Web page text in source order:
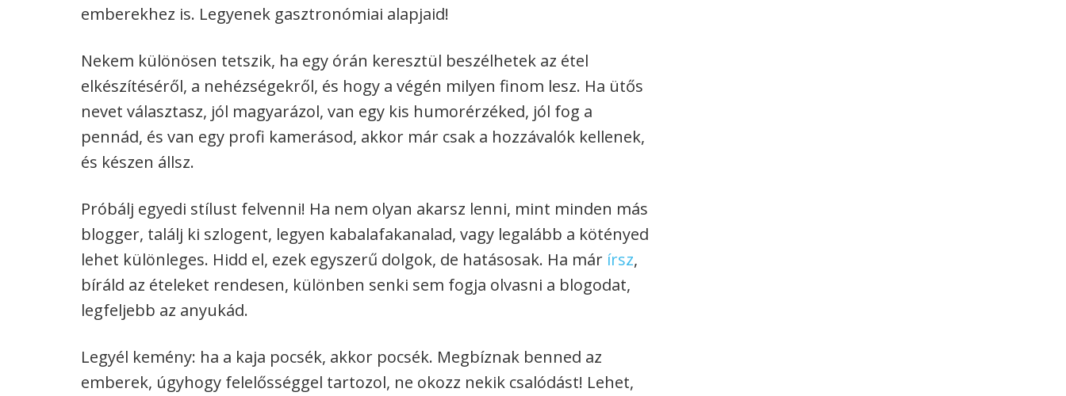
emberekhez is. Legyenek gasztronómiai alapjaid!
Nekem különösen tetszik, ha egy órán keresztül beszélhetek az étel
elkészítéséről, a nehézségekről, és hogy a végén milyen finom lesz. Ha ütős
nevet választasz, jól magyarázol, van egy kis humorérzéked, jól fog a
pennád, és van egy profi kamerásod, akkor már csak a hozzávalók kellenek,
és készen állsz.
Próbálj egyedi stílust felvenni! Ha nem olyan akarsz lenni, mint minden más
blogger, találj ki szlogent, legyen kabalafakanalad, vagy legalább a kötényed
lehet különleges. Hidd el, ezek egyszerű dolgok, de hatásosak. Ha már írsz,
bíráld az ételeket rendesen, különben senki sem fogja olvasni a blogodat,
legfeljebb az anyukád.
Legyél kemény: ha a kaja pocsék, akkor pocsék. Megbíznak benned az
emberek, úgyhogy felelősséggel tartozol, ne okozz nekik csalódást! Lehet,